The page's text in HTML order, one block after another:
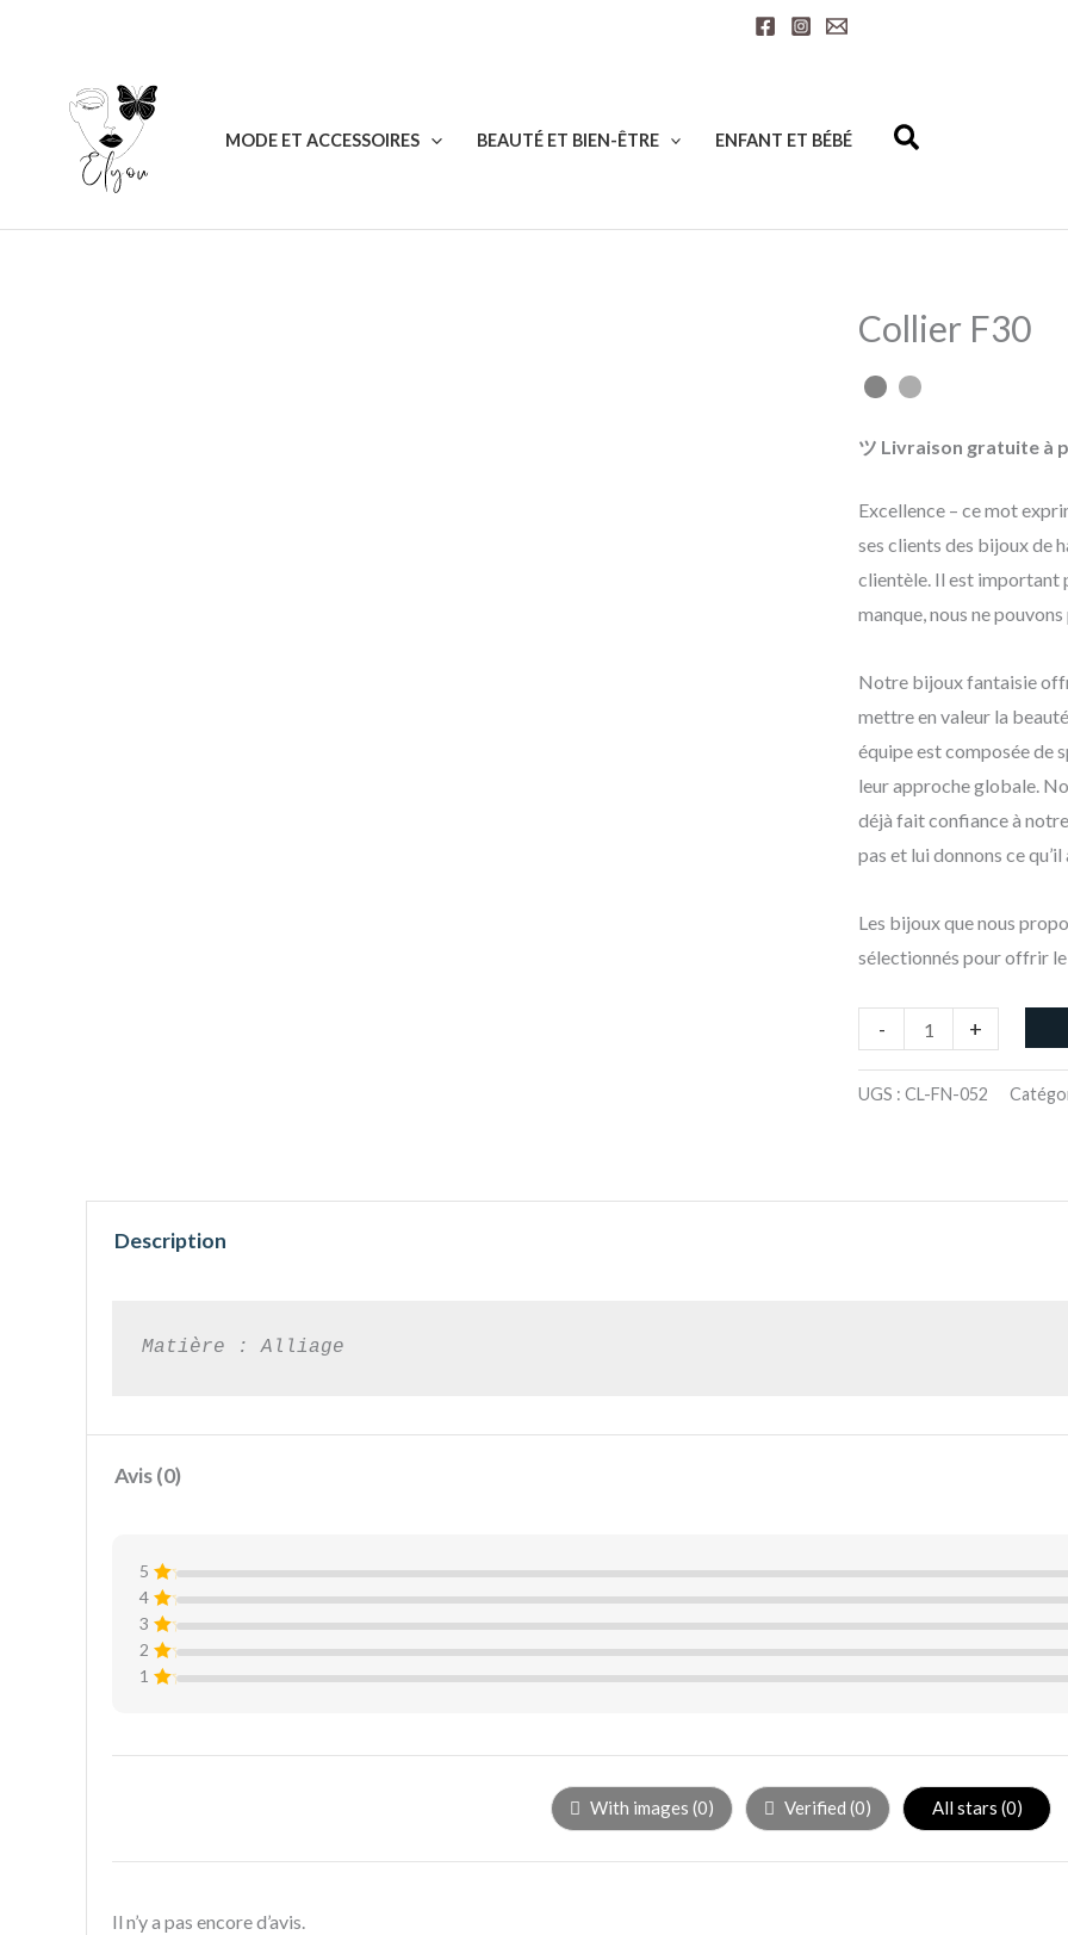
MODE ET ACCESSOIRES BEAUTÉ ET BIEN-ÊTRE ENFANT ET BÉBÉ
Collier F30
ツ Livraison gratuite à
Excellence – ce mot
ses clients des bijoux de
clientèle. Il est important
manque, nous ne
Notre bijoux fantaisie
mettre en valeur la
équipe est composée de
leur approche globale.
déjà fait confiance à
pas et lui donnons ce
Les bijoux que nous
sélectionnés pour offrir
-
quantité
Collier
+
UGS : CL-FN-052
Description
Avis (0)
5
N
ot
e
1
s
ur
4
N
ot
e
1
s
3
N
ot
e
2
N
ur
1
1
With images (0) Verified (0) All stars (0)
Il n’y a pas encore d’avis.